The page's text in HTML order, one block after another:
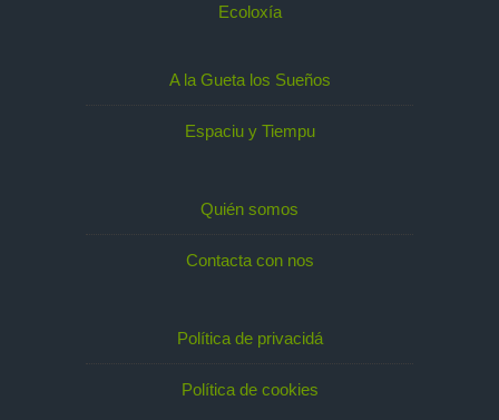
Ecoloxía
A la Gueta los Sueños
Espaciu y Tiempu
Quién somos
Contacta con nos
Política de privacidá
Política de cookies